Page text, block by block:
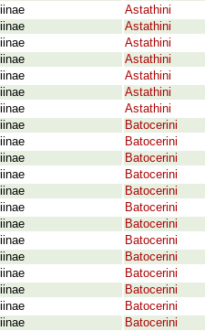
Astathini
Astathini
Astathini
Astathini
Astathini
Astathini
Astathini
Batocerini
Batocerini
Batocerini
Batocerini
Batocerini
Batocerini
Batocerini
Batocerini
Batocerini
Batocerini
Batocerini
Batocerini
Batocerini